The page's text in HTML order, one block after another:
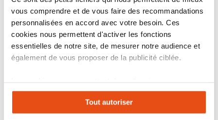
vous comprendre et de vous faire des recommandations
personnalisées en accord avec votre besoin. Ces
cookies nous permettent d'activer les fonctions
essentielles de notre site, de mesurer notre audience et
également de vous proposer de la publicité ciblée.
expérience personnalisée sur notre site. Vous pouvez
changer votre choix à n'importe quel moment. Refuser
tous les cookies peut limiter certaines fonctionnalités.
Tout autoriser
coûteux même dans les lieux à haut risque
➡️ ANTIVOLS S'ENTROUVRANT - MÊMES CLÉS :
Permet de fabriquer
plusieurs antivols et/ou cadenas ABUS X
PLUS s'ouvrant tous avec les mêmes clés en quelques clics.
Compatibilités : possible de combiner